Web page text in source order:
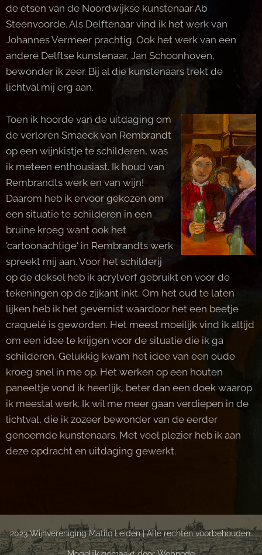
de etsen van de Noordwijkse kunstenaar Ab
Steenvoorde. Als Delftenaar vind ik het werk van
Johannes Vermeer prachtig. Ook het werk van een
andere Delftse kunstenaar, Jan Schoonhoven,
bewonder ik zeer. Bij al die kunstenaars trekt de
lichtval mij erg aan.
Toen ik hoorde van de uitdaging om
de verloren Smaeck van Rembrandt
op een wijnkistje te schilderen, was
ik meteen enthousiast. Ik houd van
Rembrandts werk en van wijn!
Daarom heb ik ervoor gekozen om
een situatie te schilderen in een
bruine kroeg want ook het
'cartoonachtige' in Rembrandts werk
spreekt mij aan. Voor het schilderij
op de deksel heb ik acrylverf gebruikt en voor de
tekeningen op de zijkant inkt. Om het oud te laten
lijken heb ik het gevernist waardoor het een beetje
craquelé is geworden. Het meest moeilijk vind ik altijd
om een idee te krijgen voor de situatie die ik ga
schilderen. Gelukkig kwam het idee van een oude
kroeg snel in me op. Het werken op een houten
paneeltje vond ik heerlijk, beter dan een doek waarop
ik meestal werk. Ik wil me meer gaan verdiepen in de
lichtval, die ik zozeer bewonder van de eerder
genoemde kunstenaars. Met veel plezier heb ik aan
deze opdracht en uitdaging gewerkt.
2023 Wijnvereniging Matilo Leiden | Alle rechten voorbehouden.